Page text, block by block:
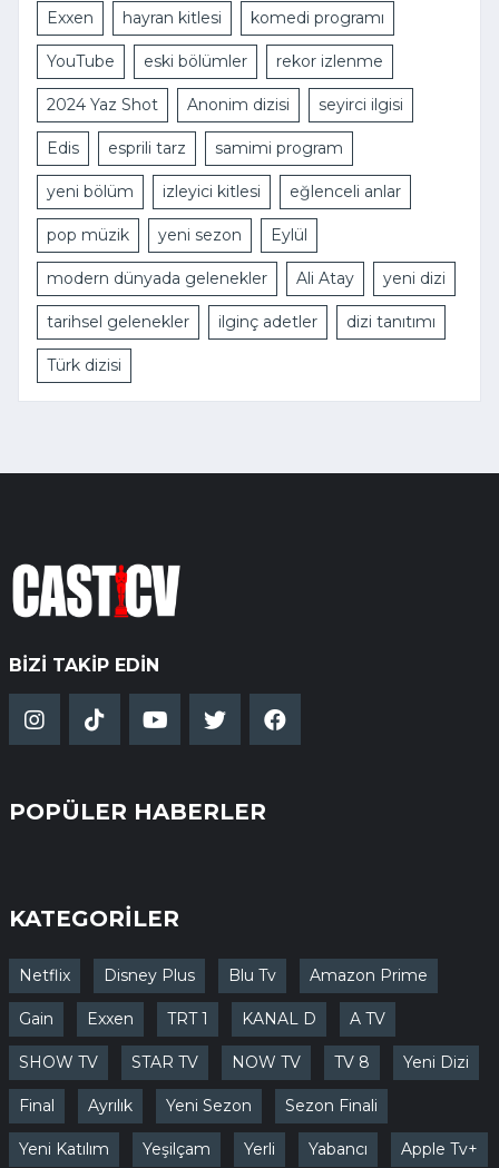
Exxen hayran kitlesi komedi programı
YouTube eski bölümler rekor izlenme
2024 Yaz Shot Anonim dizisi seyirci ilgisi
Edis esprili tarz samimi program
yeni bölüm izleyici kitlesi eğlenceli anlar
pop müzik yeni sezon Eylül
modern dünyada gelenekler Ali Atay yeni dizi
tarihsel gelenekler ilginç adetler dizi tanıtımı
Türk dizisi
BIZI TAKIP EDIN
POPÜLER HABERLER
KATEGORİLER
Netflix Disney Plus Blu Tv Amazon Prime
Gain Exxen TRT 1 KANAL D A TV
SHOW TV STAR TV NOW TV TV 8 Yeni Dizi
Final Ayrılık Yeni Sezon Sezon Finali
Yeni Katılım Yeşilçam Yerli Yabancı Apple Tv+